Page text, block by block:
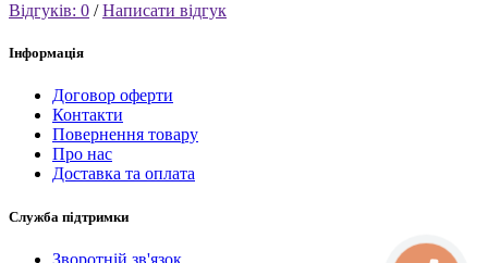
Відгуків: 0 /Написати відгук
Інформація
Договор оферти
Контакти
Повернення товару
Про нас
Доставка та оплата
Служба підтримки
Зворотній зв'язок